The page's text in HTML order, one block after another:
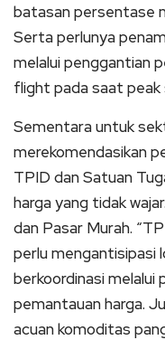
batasan persentase
Serta perlunya
melalui penggantian
flight pada saat peak
Sementara untuk
merekomendasikan
TPID dan Satuan
harga yang tidak
dan Pasar Murah.
perlu mengantisipasi
berkoordinasi melalui
pemantauan harga.
acuan komoditas